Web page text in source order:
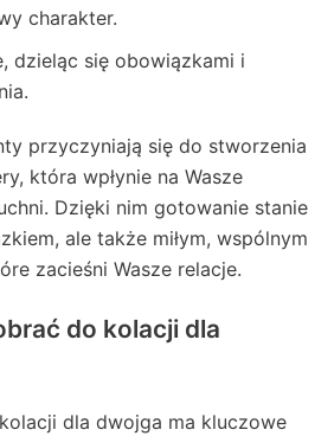
charakter.
dzieląc się obowiązkami i
przyczyniają się do stworzenia
która wpłynie na Wasze
Dzięki nim gotowanie stanie
ale także miłym, wspólnym
zacieśni Wasze relacje.
do kolacji dla
dla dwojga ma kluczowe